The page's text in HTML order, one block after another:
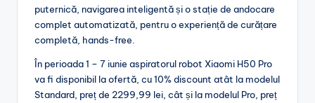
puternică, navigarea inteligentă și o stație de andocare
complet automatizată, pentru o experiență de curățare
completă, hands-free.
În perioada 1 – 7 iunie aspiratorul robot Xiaomi H50 Pro
va fi disponibil la ofertă, cu 10% discount atât la modelul
Standard, preț de 2299,99 lei, cât și la modelul Pro, preț